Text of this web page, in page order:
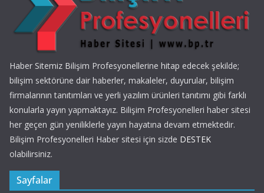
Haber Sitemiz Bilişim Profesyonellerine hitap edecek şekilde;
bilişim sektörüne dair haberler, makaleler, duyurular, bilişim
firmalarının tanıtımları ve yerli yazılım ürünleri tanıtımı gibi farklı
konularla yayın yapmaktayız. Bilişim Profesyonelleri haber sitesi
her geçen gün yeniliklerle yayın hayatına devam etmektedir.
Bilişim Profesyonelleri Haber sitesi için sizde DESTEK
olabilirsiniz.
Sayfalar